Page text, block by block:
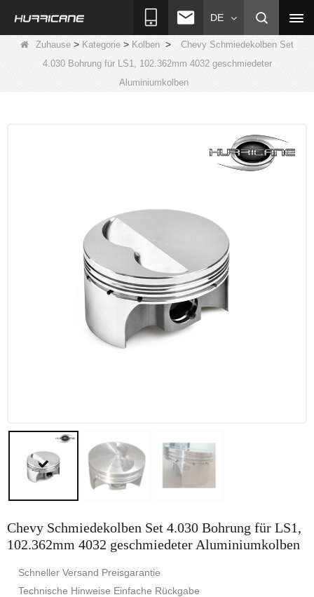
DE
Zuhause > Kategorie > Kolben >
Chevy Schmiedekolben Set
4.030 Bohrung für LS1, 102.362mm 4032 geschmiedeter
Aluminiumkolben
Chevy Schmiedekolben Set 4.030 Bohrung für LS1,
102.362mm 4032 geschmiedeter Aluminiumkolben
Schneller Versand Preisgarantie
Technische Hinweise Einfache Rückgabe